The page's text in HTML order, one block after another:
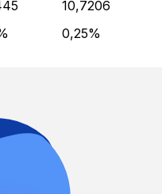
10,7206
0,25%
était 10,7226
à LUNA déplacées
était 10,6445